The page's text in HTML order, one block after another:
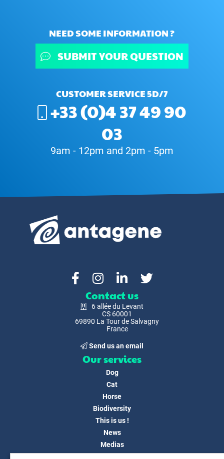
NEED SOME INFORMATION ?
SUBMIT YOUR QUESTION
CUSTOMER SERVICE 5D/7
+33 (0)4 37 49 90
03
9am - 12pm and 2pm - 5pm
Contact us
6 allée du Levant
CS 60001
69890 La Tour de Salvagny
France
Send us an email
Our services
Dog
Cat
Horse
Biodiversity
This is us !
News
Medias